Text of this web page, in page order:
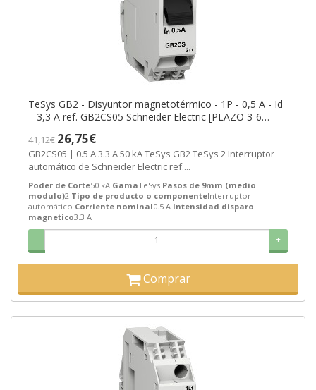
TeSys GB2 - Disyuntor magnetotérmico - 1P - 0,5 A - Id
= 3,3 A ref. GB2CS05 Schneider Electric [PLAZO 3-6
41,12€ 26,75€
GB2CS05 | 0.5 A 3.3 A 50 kA TeSys GB2 TeSys 2 Interruptor
automático de Schneider Electric ref....
Poder de Corte50 kA GamaTeSys Pasos de 9mm (medio
modulo)2 Tipo de producto o componenteInterruptor
automático Corriente nominal0.5 A Intensidad disparo
magnetico3.3 A
- +
Comprar